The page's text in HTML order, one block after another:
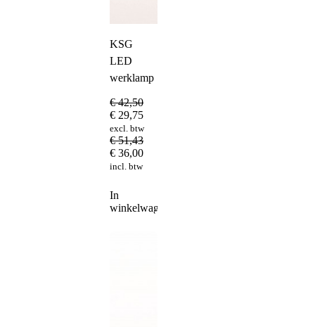
KSG
LED
werklamp
€42,50
€ 29,75
excl. btw
€51,43
€ 36,00
incl. btw
In
winkelwagen